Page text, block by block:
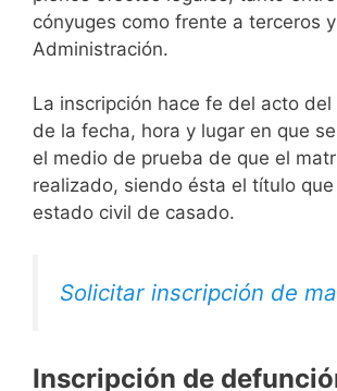
cónyuges como frente a terceros
Administración.
La inscripción hace fe del acto
de la fecha, hora y lugar en que
el medio de prueba de que el
realizado, siendo ésta el título
estado civil de casado.
Solicitar inscripción de
Inscripción de